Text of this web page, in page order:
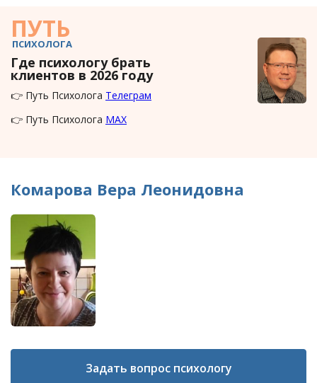
ПУТЬ
ПСИХОЛОГА
Где психологу брать
клиентов в 2026 году
👉 Путь Психолога Телеграм
👉 Путь Психолога MAX
Комарова Вера Леонидовна
Задать вопрос психологу